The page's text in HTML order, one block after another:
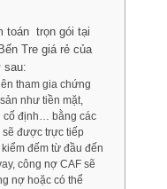
toán trọn gói tại
Tre giá rẻ của
sau:
tham gia chứng
như tiền mặt,
cố định… bằng các
sẽ được trực tiếp
đếm từ đầu đến
công nợ CAF sẽ
nợ hoặc có thể